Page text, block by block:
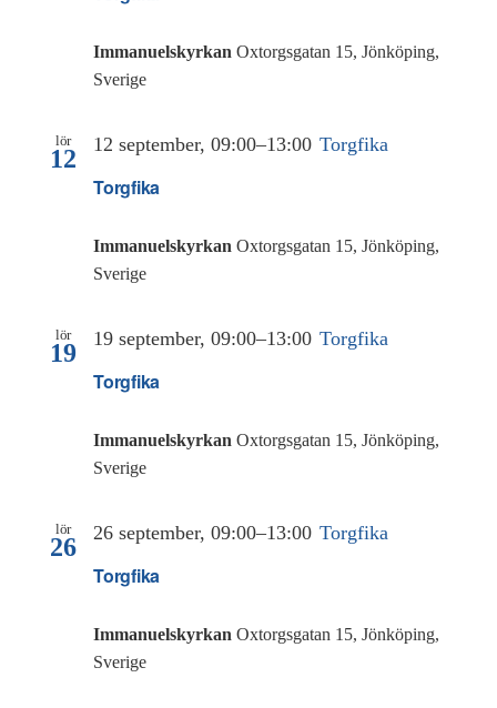
Immanuelskyrkan Oxtorgsgatan 15, Jönköping,
Sverige
lör
12
Torgfika
12 september, 09:00–13:00 Torgfika
Immanuelskyrkan Oxtorgsgatan 15, Jönköping,
Sverige
lör
19
Torgfika
19 september, 09:00–13:00 Torgfika
Immanuelskyrkan Oxtorgsgatan 15, Jönköping,
Sverige
lör
26
Torgfika
26 september, 09:00–13:00 Torgfika
Immanuelskyrkan Oxtorgsgatan 15, Jönköping,
Sverige